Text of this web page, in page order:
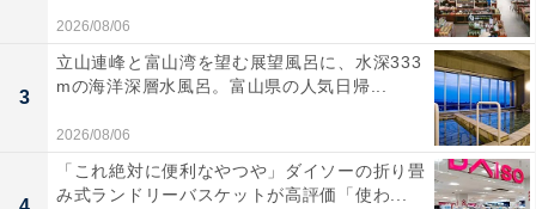
楽天トラベルの「クーポン祭」とは？
2026/08/06
3
立山連峰と富山湾を望む展望風呂に、水深333
mの海洋深層水風呂。富山県の人気日帰...
2026/08/06
「これ絶対に便利なやつや」ダイソーの折り畳
み式ランドリーバスケットが高評価「使わ...